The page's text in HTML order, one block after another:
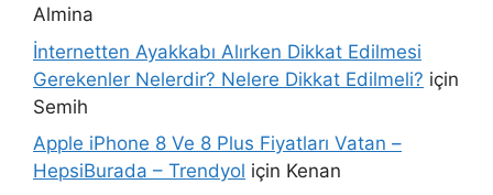
Almina
İnternetten Ayakkabı Alırken Dikkat Edilmesi
Gerekenler Nelerdir? Nelere Dikkat Edilmeli? için
Semih
Apple iPhone 8 Ve 8 Plus Fiyatları Vatan –
HepsiBurada – Trendyol için Kenan